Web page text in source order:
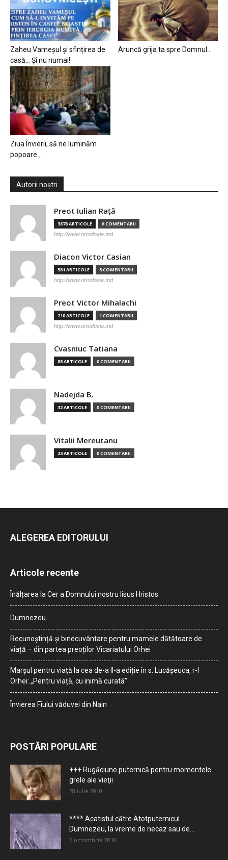
Zaheu Vameșul și sfințirea de
casă… Și nu numai!
Aruncă grija ta spre Domnul…
Ziua Învierii, să ne luminăm
popoare…
Autorii noștri
Preot Iulian Raţă
3878 ARTICOLE 6 COMENTARII
http://www.ortodoxia.md
Diacon Victor Casian
581 ARTICOLE 5 COMENTARII
http://www.ortodoxia.md
Preot Victor Mihalachi
210 ARTICOLE 1 COMENTARII
http://www.ortodoxia.md
Cvasniuc Tatiana
88 ARTICOLE 0 COMENTARII
Nadejda B.
32 ARTICOLE 0 COMENTARII
Vitalii Mereutanu
23 ARTICOLE 0 COMENTARII
ALEGEREA EDITORULUI
Articole recente
Înălțarea la Cer a Domnului nostru Iisus Hristos
Dumnezeu…
Recunoștință și binecuvântare pentru mamele dătătoare de
viață – din partea preoților Vicariatului Orhei
Marșul pentru viață la cea de-a II-a ediție în s. Lucășeuca, r-l
Orhei: „Pentru viață, cu inimă curată”
Învierea Fiului văduvei din Nain
POSTĂRI POPULARE
+++ Rugăciune puternică pentru momentele
grele ale vieţii
28 iulie 2010
**** Acatistul către Atotputernicul
Dumnezeu, la vreme de necaz sau de...
5 octombrie 2010